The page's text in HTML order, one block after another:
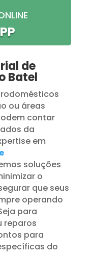
de
Batel
ou áreas
contar
da
em
soluções
o
que seus
operando
para
reparos
para
do